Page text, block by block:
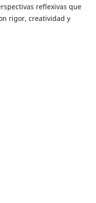
reflexivas que
rigor, creatividad y